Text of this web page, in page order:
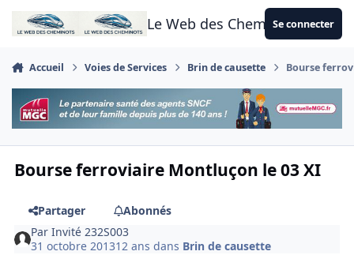
Aller au contenu
Le Web des CheminotsSe connecter
Accueil Voies de Services Brin de causette Bourse
Bourse ferroviaire Montluçon le 03 XI
Partager
Abonnés
ParInvité 232S003
31 octobre 201312 ans dans Brin de causette